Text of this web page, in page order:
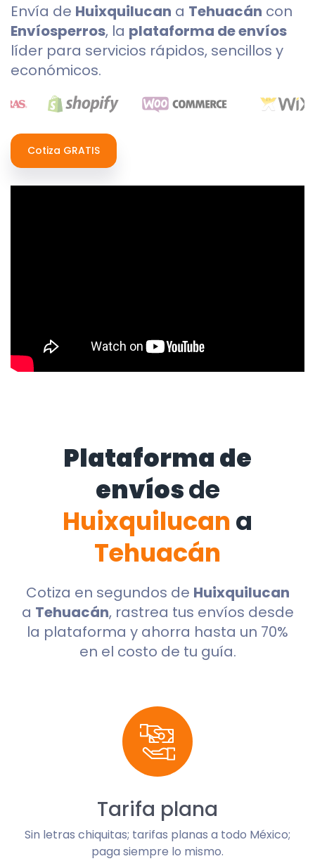
Envía de Huixquilucan a Tehuacán con
Envíosperros, la plataforma de envíos
líder para servicios rápidos, sencillos y
económicos.
Cotiza GRATIS
Plataforma de
envíosde
Huixquilucan a
Tehuacán
Cotiza en segundos de Huixquilucan
a Tehuacán, rastrea tus envíos desde
la plataforma y ahorra hasta un 70%
en el costo de tu guía.
Tarifa plana
Sin letras chiquitas; tarifas planas a todo México;
paga siempre lo mismo.